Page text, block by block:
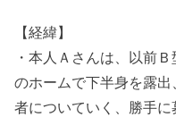
【経緯】
・本人Ａさんは、以前
のホームで下半身を露
者についていく、勝手